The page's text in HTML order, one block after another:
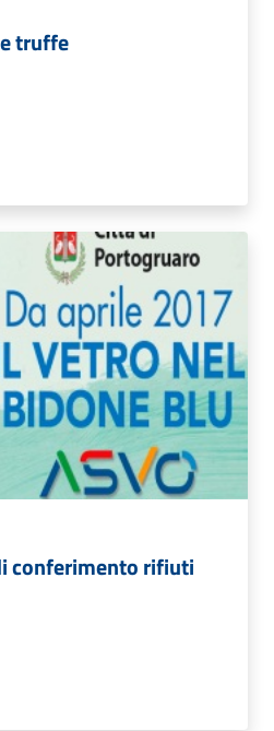
truffe
conferimento rifiuti